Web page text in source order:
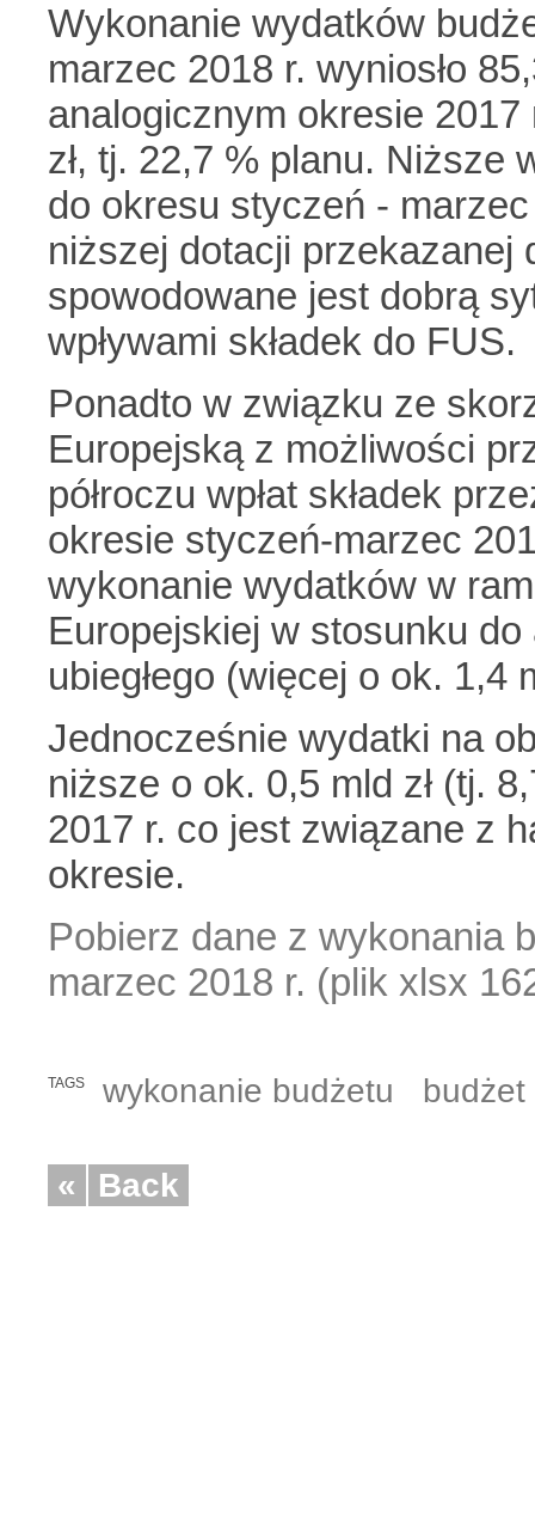
Wykonanie wydatków
marzec 2018 r. wyniosło
analogicznym okresie
zł, tj. 22,7 % planu. Niższe
do okresu styczeń -
niższej dotacji przekazanej
spowodowane jest dobrą
wpływami składek do FUS.
Ponadto w związku ze
Europejską z możliwości
półroczu wpłat składek
okresie styczeń-marzec
wykonanie wydatków w
Europejskiej w stosunku
ubiegłego (więcej o ok. 1,4
Jednocześnie wydatki na
niższe o ok. 0,5 mld zł (tj.
2017 r. co jest związane z
okresie.
Pobierz dane z wykonania
marzec 2018 r. (plik xlsx
TAGS wykonanie budżetu
« Back